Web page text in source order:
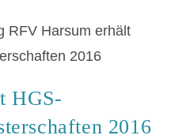
HGS-
2016